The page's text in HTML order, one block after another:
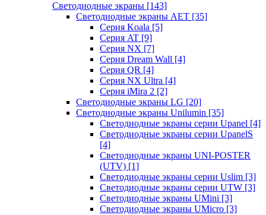
Светодиодные экраны [143]
Светодиодные экраны AET [35]
Cерия Koala [5]
Серия AT [9]
Серия NX [7]
Серия Dream Wall [4]
Серия QR [4]
Серия NX Ultra [4]
Серия iMira 2 [2]
Светодиодные экраны LG [20]
Светодиодные экраны Unilumin [35]
Светодиодные экраны серии Upanel [4]
Светодиодные экраны серии UpanelS
[4]
Светодиодные экраны UNI-POSTER
(UTV) [1]
Светодиодные экраны серии Uslim [3]
Светодиодные экраны серии UTW [3]
Светодиодные экраны UMini [3]
Светодиодные экраны UMicro [3]